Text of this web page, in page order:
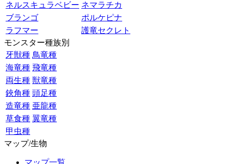
ネルスキュラベビー ネマラチカ
ブランゴ
ポルケピナ
ラフマー
護竜セクレト
モンスター種族別
牙獣種 鳥竜種
海竜種 飛竜種
両生種 獣竜種
鋏角種 頭足種
造竜種 亜龍種
草食種 翼竜種
甲虫種
マップ/生物
マップ一覧